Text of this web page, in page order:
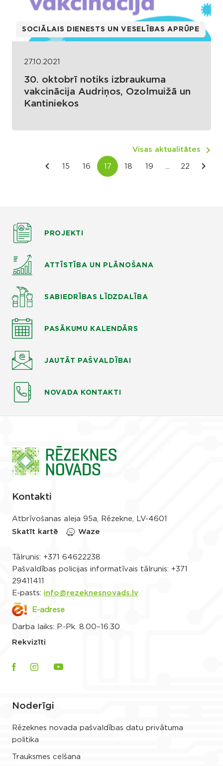
SOCIĀLAIS DIENESTS UN VESELĪBAS APRŪPE
27.10.2021
30. oktobrī notiks izbraukuma
vakcinācija Audriņos, Ozolmuižā un
Kantiniekos
Visas aktualitātes
PROJEKTI
ATTĪSTĪBA UN PLĀNOŠANA
SABIEDRĪBAS LĪDZDALĪBA
PASĀKUMU KALENDĀRS
JAUTĀT PAŠVALDĪBAI
NOVADA KONTAKTI
Kontakti
Atbrīvošanas aleja 95a, Rēzekne, LV-4601
Skatīt kartē
Waze
Tālrunis: +371 64622238
Pašvaldības policijas informatīvais tālrunis: +371
29411411
E-pasts: info@rezeknesnovads.lv
E-adrese
Darba laiks: P.-Pk. 8.00–16.30
Rekvizīti
Noderīgi
Rēzeknes novada pašvaldības datu privātuma
politika
Trauksmes celšana